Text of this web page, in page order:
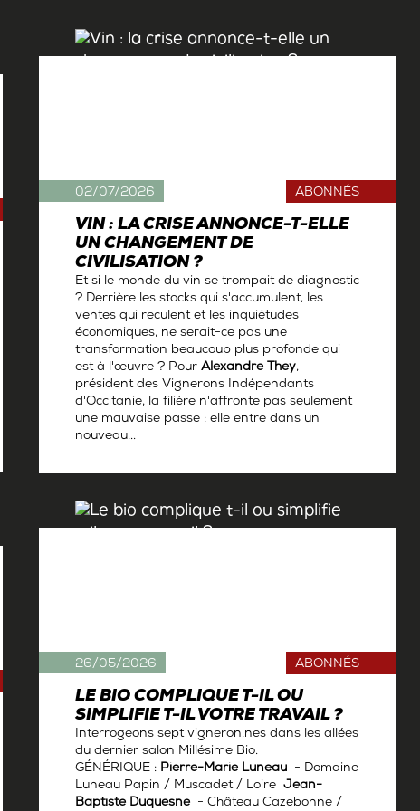
VIN : LA CRISE ANNONCE-T-ELLE
UN CHANGEMENT DE
CIVILISATION ?
ABONNÉS
Et si le monde du vin se trompait de diagnostic
? Derrière les stocks qui s'accumulent, les
ventes qui reculent et les inquiétudes
économiques, ne serait-ce pas une
transformation beaucoup plus profonde qui
est à l'œuvre ? Pour Alexandre They,
président des Vignerons Indépendants
d'Occitanie, la filière n'affronte pas seulement
une mauvaise passe : elle entre dans un
nouveau...
02/07/2026
LE BIO COMPLIQUE T-IL OU
SIMPLIFIE T-IL VOTRE TRAVAIL ?
ABONNÉS
Interrogeons sept vigneron.nes dans les allées
du dernier salon Millésime Bio.
GÉNÉRIQUE : Pierre-Marie Luneau - Domaine
Luneau Papin / Muscadet / Loire Jean-
Baptiste Duquesne- Château Cazebonne /
26/05/2026